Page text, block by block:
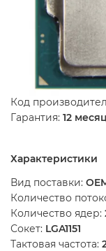
Код
Гарантия: 12
Характеристики
Вид поставки:
Количество
Количество ядер:
Сокет: LGA1151
Тактовая частота: